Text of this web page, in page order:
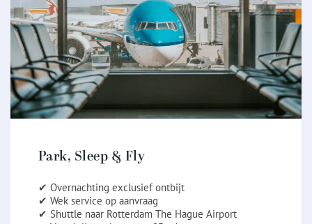
Park, Sleep & Fly
✔ Overnachting exclusief ontbijt
✔ Wek service op aanvraag
✔ Shuttle naar Rotterdam The Hague Airport